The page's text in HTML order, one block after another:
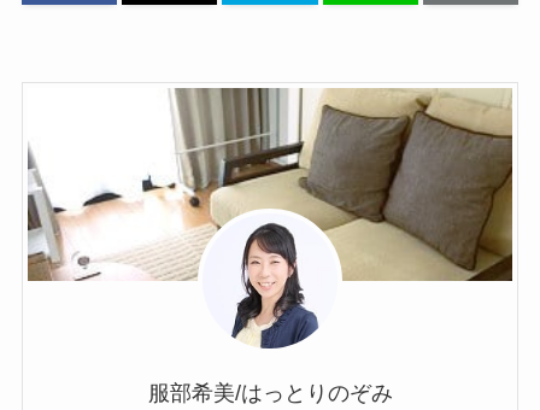
服部希美/はっとりのぞみ